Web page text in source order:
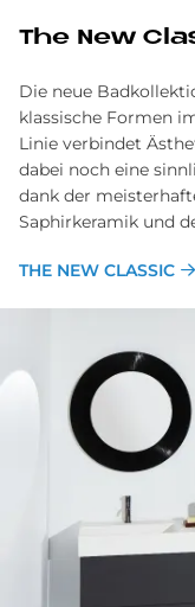
The New
Die neue
klassische Formen
Linie verbindet
dabei noch eine
dank der
Saphirkeramik und
THE NEW CLASSIC